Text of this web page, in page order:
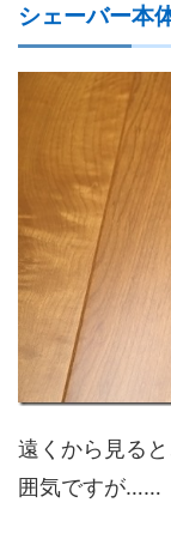
シェーバー本
遠くから見る
囲気ですが……